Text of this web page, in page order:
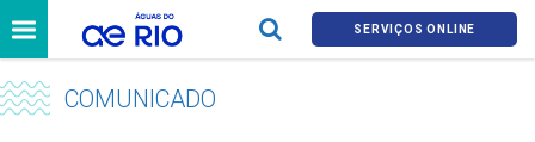
SERVIÇOS ONLINE
COMUNICADO